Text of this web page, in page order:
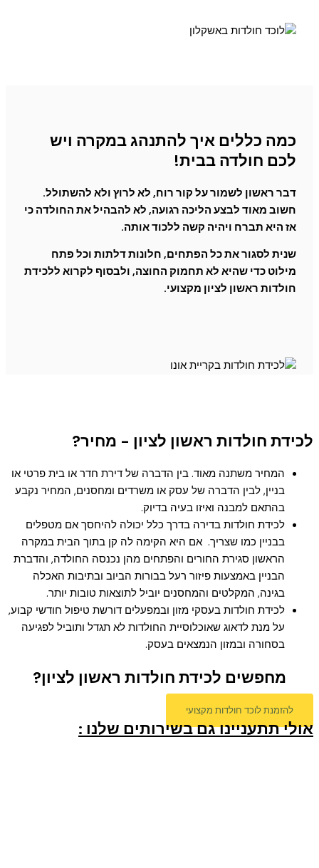
כמה כללים איך להתנהג במקרה ויש
לכם חולדה בבית!
דבר ראשון לשמור על קור רוח, לא לרוץ ולא להשתולל.
חשוב מאוד לבצע הליכה רגועה, לא להבהיל את החולדה כי
אז היא תברח ויהיה קשה ללכוד אותה.
שנית לסגור את כל הפתחים, חלונות דלתות וכל פתח
מילוט כדי שהיא לא תחמוק החוצה, ולבסוף לקרוא ללכידת
חולדות ראשון לציון מקצועי.
לכידת חולדות ראשון לציון - מחיר?
המחיר משתנה מאוד. בין הדברה של דירת חדר או בית פרטי או
בניין, לבין הדברה של עסק או משרדים ומחסנים, המחיר נקבע
בהתאם למבנה ואיזו בעיה בדיוק.
לכידת חולדות בדירה בדרך כלל יכולה להיחסך אם מטפלים
בבניין כמו שצריך. אם היא הקימה לה קן בתוך הבית במקרה
הראשון סגירת החורים והפתחים מהן נכנסה החולדה, והדברת
הבניין באמצעות פיזור רעל בבורות הביוב ובתיבות האכלה
בגינה, המקלטים והמחסנים יוביל לתוצאות טובות יותר.
לכידת חולדות בעסקי מזון ובמפעלים דורשת טיפול חודשי קבוע,
על מנת לדאוג שאוכלוסיית החולדות לא תגדל ותוביל לפגיעה
בסחורה ובמזון הנמצאים בעסק.
מחפשים לכידת חולדות ראשון לציון?
להזמנת לוכד חולדות מקצועי
אולי תתעניינו גם בשירותים שלנו :